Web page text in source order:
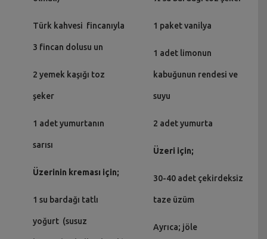
Türk kahvesi fincanıyla
3 fincan dolusu un
2 yemek kaşığı toz
şeker
1 adet yumurtanın
sarısı
Üzerinin kreması için;
1 su bardağı tatlı
yoğurt (susuz
1 paket vanilya
1 adet limonun
kabuğunun rendesi ve
suyu
2 adet yumurta
Üzeri için;
30-40 adet çekirdeksiz
taze üzüm
Ayrıca; jöle